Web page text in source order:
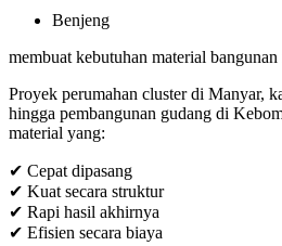
Benjeng
membuat kebutuhan material
Proyek perumahan cluster di Manyar,
hingga pembangunan gudang di
material yang:
✔ Cepat dipasang
✔ Kuat secara struktur
✔ Rapi hasil akhirnya
✔ Efisien secara biaya